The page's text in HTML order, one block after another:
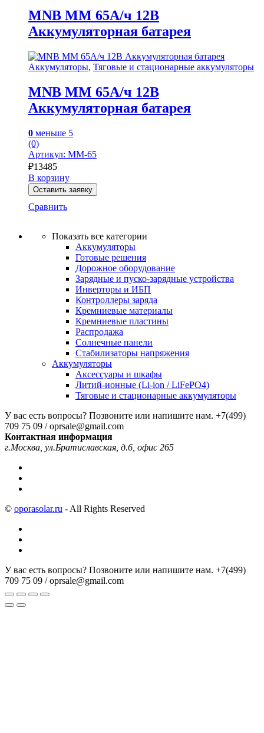
MNB MM 65А/ч 12В
Аккумуляторная батарея
Аккумуляторы, Тяговые и стационарные аккумуляторы
MNB MM 65А/ч 12В
Аккумуляторная батарея
0 меньше 5
(0)
Артикул: MM-65
₽13485
В корзину
Оставить заявку
Сравнить
Показать все категории
Аккумуляторы
Готовые решения
Дорожное оборудование
Зарядные и пуско-зарядные устройства
Инверторы и ИБП
Контроллеры заряда
Кремниевые материалы
Кремниевые пластины
Распродажа
Солнечные панели
Стабилизаторы напряжения
Аккумуляторы
Аксессуары и шкафы
Литий-ионные (Li-ion / LiFePO4)
Тяговые и стационарные аккумуляторы
У вас есть вопросы? Позвоните или напишите нам. +7(499)
709 75 09 / oprsale@gmail.com
Контактная информация
г.Москва, ул.Братиславская, д.6, офис 265
© oporasolar.ru - All Rights Reserved
У вас есть вопросы? Позвоните или напишите нам. +7(499)
709 75 09 / oprsale@gmail.com